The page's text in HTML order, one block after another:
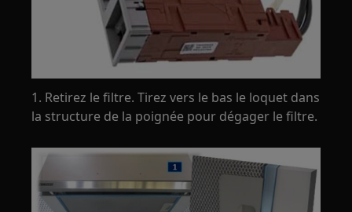
1. Retirez le filtre. Tirez vers le bas le loquet dans
la structure de la poignée pour dégager le filtre.